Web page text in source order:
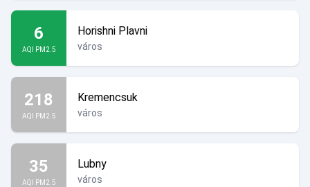
6
AQI PM2.5
Horishni Plavni
város
218
AQI PM2.5
Kremencsuk
város
35
AQI PM2.5
Lubny
város